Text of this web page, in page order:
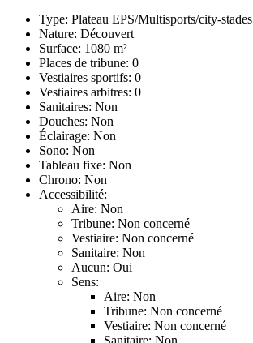
Type: Plateau EPS/Multisports/city-stades
Nature: Découvert
Surface: 1080 m²
Places de tribune: 0
Vestiaires sportifs: 0
Vestiaires arbitres: 0
Sanitaires: Non
Douches: Non
Éclairage: Non
Sono: Non
Tableau fixe: Non
Chrono: Non
Accessibilité:
Aire: Non
Tribune: Non concerné
Vestiaire: Non concerné
Sanitaire: Non
Aucun: Oui
Sens:
Aire: Non
Tribune: Non concerné
Vestiaire: Non concerné